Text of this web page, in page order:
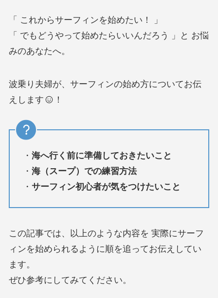
「 これからサーフィンを始めたい！ 」
「 でもどうやって始めたらいいんだろう 」と お悩
みのあなたへ。
波乗り夫婦が、サーフィンの始め方についてお伝
えします
！
・ 海へ行く前に準備しておきたいこと
・ 海（スープ）での練習方法
・ サーフィン初心者が気をつけたいこと
この記事では、以上のような内容を 実際にサーフ
ィンを始められるように順を追ってお伝えしてい
ます。
ぜひ参考にしてみてください。